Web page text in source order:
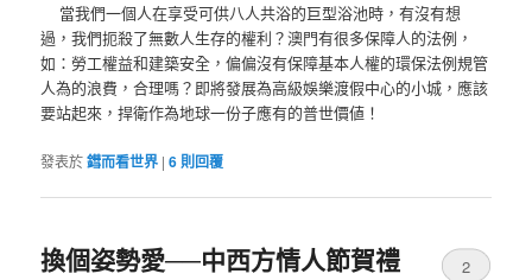
當我們一個人在享受可供八人共浴的巨型浴池時，有沒有想
過，我們扼殺了無數人生存的權利？澳門有很多保障人的法例，
如：勞工權益和建築安全，偏偏沒有保障基本人權的環保法例規管
人為的浪費，合理嗎？即將發展為高級娛樂渡假中心的小城，應該
要站起來，捍衛作為地球一份子應有的普世價値！
發表於鏏而看世界 |6 則回覆
換個姿勢愛──中西方情人節賀禮 2